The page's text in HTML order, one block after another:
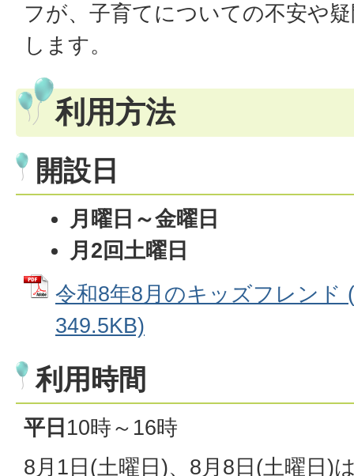
フが、子育てについての不安や
します。
利用方法
開設日
月曜日～金曜日
月2回土曜日
令和8年8月のキッズフレンド
349.5KB)
利用時間
平日 10時～16時
8月1日(土曜日)、8月8日(土曜日)